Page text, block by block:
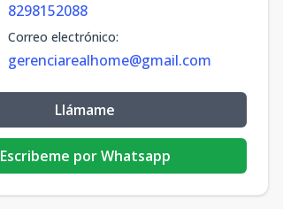
8298152088
Correo electrónico:
gerenciarealhome@gmail.com
Llámame
Escribeme por Whatsapp